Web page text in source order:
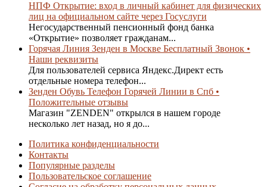
НПФ Открытие: вход в личный кабинет для физических
лиц на официальном сайте через Госуслуги
Негосударственный пенсионный фонд банка
«Открытие» позволяет гражданам...
Горячая Линия Зенден в Москве Бесплатный Звонок •
Наши реквизиты
Для пользователей сервиса Яндекс.Директ есть
отдельные номера телефон...
Зенден Обувь Телефон Горячей Линии в Спб •
Положительные отзывы
Магазин "ZENDEN" открылся в нашем городе
несколько лет назад, но я до...
Политика конфиденциальности
Контакты
Популярные разделы
Пользовательское соглашение